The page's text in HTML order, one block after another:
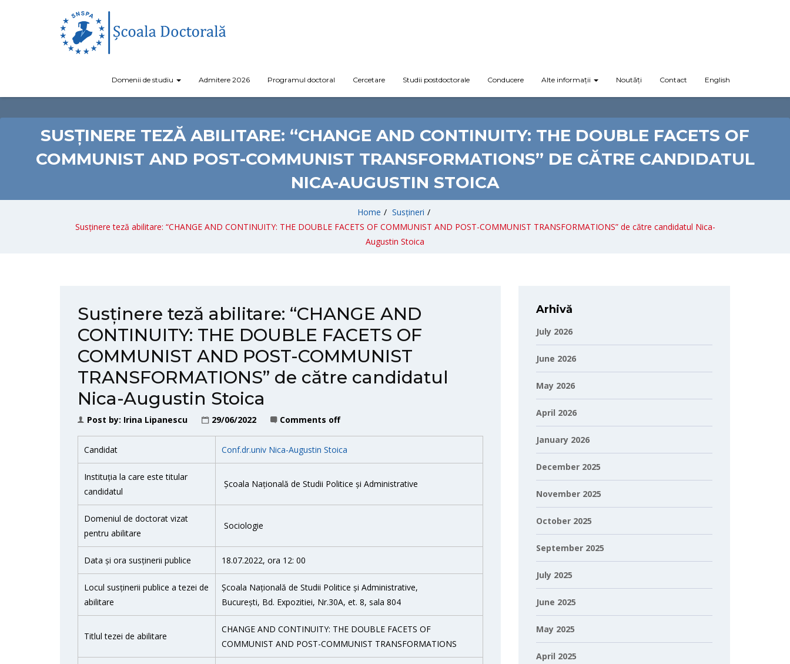
Domenii de studiu Admitere 2026 Programul doctoral Cercetare Studii postdoctorale Conducere Alte informații Noutăți Contact English
SUSȚINERE TEZĂ ABILITARE: “CHANGE AND CONTINUITY: THE DOUBLE FACETS OF
COMMUNIST AND POST-COMMUNIST TRANSFORMATIONS” DE CĂTRE CANDIDATUL
NICA-AUGUSTIN STOICA
Home / Susțineri /
Susținere teză abilitare: “CHANGE AND CONTINUITY: THE DOUBLE FACETS OF COMMUNIST AND POST-COMMUNIST TRANSFORMATIONS” de către candidatul Nica-
Augustin Stoica
Susținere teză abilitare: “CHANGE AND
CONTINUITY: THE DOUBLE FACETS OF
COMMUNIST AND POST-COMMUNIST
TRANSFORMATIONS” de către candidatul
Nica-Augustin Stoica
Post by: Irina Lipanescu 29/06/2022 Comments off
Candidat Conf.dr.univ Nica-Augustin Stoica
Instituția la care este titular
candidatul
Școala Națională de Studii Politice și Administrative
Domeniul de doctorat vizat
pentru abilitare
Sociologie
Data și ora susținerii publice 18.07.2022, ora 12: 00
Locul susținerii publice a tezei de
abilitare
Școala Națională de Studii Politice și Administrative,
București, Bd. Expozitiei, Nr.30A, et. 8, sala 804
Titlul tezei de abilitare
CHANGE AND CONTINUITY: THE DOUBLE FACETS OF
COMMUNIST AND POST-COMMUNIST TRANSFORMATIONS
Arhivă
July 2026
June 2026
May 2026
April 2026
January 2026
December 2025
November 2025
October 2025
September 2025
July 2025
June 2025
May 2025
April 2025